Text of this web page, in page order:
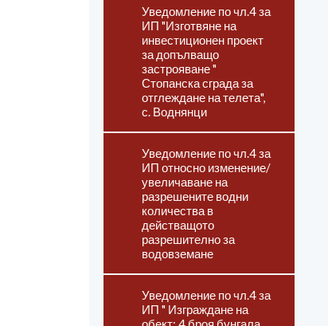
Уведомление по чл.4 за
ИП "Изготвяне на
инвестиционен проект
за допълващо
застрояване "
Стопанска сграда за
отглеждане на телета",
с. Воднянци
Уведомление по чл.4 за
ИП относно изменение/
увеличаване на
разрешените водни
количества в
действащото
разрешително за
водовземане
Уведомление по чл.4 за
ИП " Изграждане на